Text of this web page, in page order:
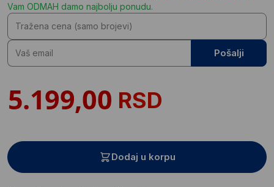
Vam ODMAH damo najbolju ponudu.
Pošalji
RSD
Dodaj u korpu